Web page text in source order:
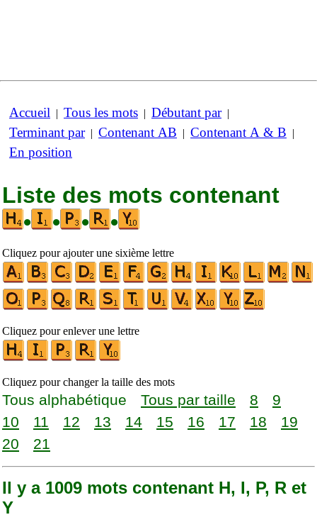
Accueil | Tous les mots | Débutant par|
Terminant par| Contenant AB | Contenant A & B |
En position
Liste des mots contenant
•
• • •
Cliquez pour ajouter une sixième lettre
Cliquez pour enlever une lettre
Cliquez pour changer la taille des mots
Tous alphabétique Tous par taille 8
9
10
11 12 13 14 15 16 17 18
19
20
21
Il y a 1009 mots contenant H, I, P, R et
Y